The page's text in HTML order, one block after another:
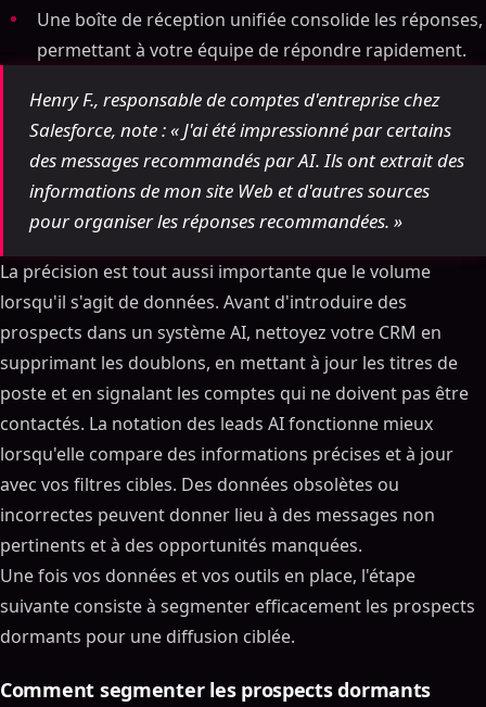
Une boîte de réception unifiée consolide les réponses,
permettant à votre équipe de répondre rapidement.
Henry F., responsable de comptes d'entreprise chez
Salesforce, note : « J'ai été impressionné par certains
des messages recommandés par AI. Ils ont extrait des
informations de mon site Web et d'autres sources
pour organiser les réponses recommandées. »
La précision est tout aussi importante que le volume
lorsqu'il s'agit de données. Avant d'introduire des
prospects dans un système AI, nettoyez votre CRM en
supprimant les doublons, en mettant à jour les titres de
poste et en signalant les comptes qui ne doivent pas être
contactés. La notation des leads AI fonctionne mieux
lorsqu'elle compare des informations précises et à jour
avec vos filtres cibles. Des données obsolètes ou
incorrectes peuvent donner lieu à des messages non
pertinents et à des opportunités manquées.
Une fois vos données et vos outils en place, l'étape
suivante consiste à segmenter efficacement les prospects
dormants pour une diffusion ciblée.
Comment segmenter les prospects dormants